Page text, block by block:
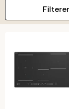
betrouwbare
gerechten op
Bauknecht en
met plezier staat te